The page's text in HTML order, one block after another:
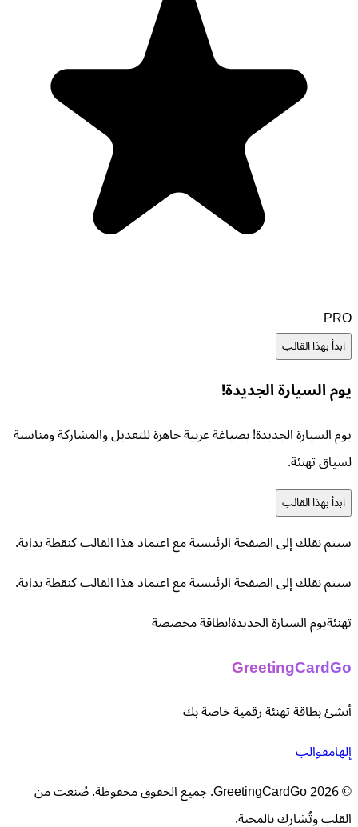
PRO
ابدأ بهذا القالب
يوم السيارة الجديدة!
يوم السيارة الجديدة! بصياغة عربية جاهزة للتعديل والمشاركة ومناسبة
لسياق تهنئة.
ابدأ بهذا القالب
سيتم نقلك إلى الصفحة الرئيسية مع اعتماد هذا القالب كنقطة بداية.
سيتم نقلك إلى الصفحة الرئيسية مع اعتماد هذا القالب كنقطة بداية.
تهنئةيوم السيارة الجديدة!بطاقة مخصصة
GreetingCardGo
أنشئ بطاقة تهنئة رقمية خاصة بك
إلهامقوالب
© 2026 GreetingCardGo. جميع الحقوق محفوظة. صُنعت من
القلب وتُشارك بالمحبة.